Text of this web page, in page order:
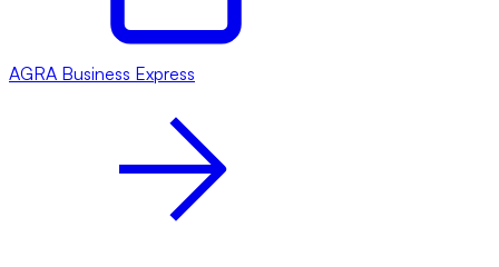
AGRA Business Express